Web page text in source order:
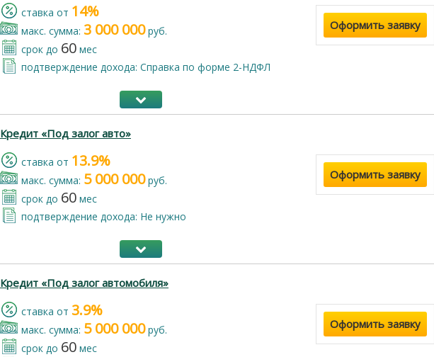
cтавка от 14%
макс. сумма: 3 000 000руб.
срок до 60 мес
подтверждение дохода: Справка по форме 2-НДФЛ
Оформить заявку
Кредит «Под залог авто»
cтавка от 13.9%
макс. сумма: 5 000 000руб.
срок до 60 мес
подтверждение дохода: Не нужно
Оформить заявку
Кредит «Под залог автомобиля»
cтавка от 3.9%
макс. сумма: 5 000 000руб.
срок до 60 мес
Оформить заявку